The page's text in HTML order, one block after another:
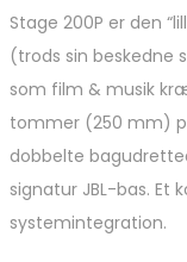
Stage 200P er den
(trods sin beskedne
som film & musik
tommer (250 mm)
dobbelte
signatur JBL-bas. Et
systemintegration.